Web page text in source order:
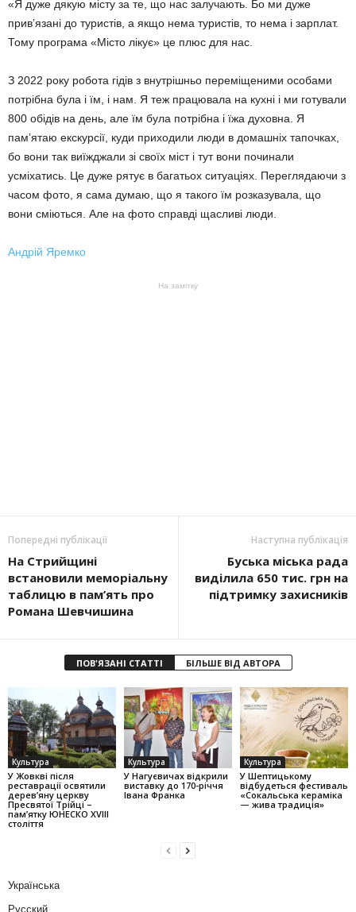
«Я дуже дякую місту за те, що нас залучають. Бо ми дуже
прив’язані до туристів, а якщо нема туристів, то нема і зарплат.
Тому програма «Місто лікує» це плюс для нас.
З 2022 року робота гідів з внутрішньо переміщеними особами
потрібна була і їм, і нам. Я теж працювала на кухні і ми готували
800 обідів на день, але їм була потрібна і їжа духовна. Я
пам’ятаю екскурсії, куди приходили люди в домашніх тапочках,
бо вони так виїжджали зі своїх міст і тут вони починали
усміхатись. Це дуже рятує в багатьох ситуаціях. Переглядаючи з
часом фото, я сама думаю, що я такого їм розказувала, що
вони сміються. Але на фото справді щасливі люди.
Андрій Яремко
На замітку
Попередні публікації
На Стрийщині
встановили меморіальну
таблицю в пам’ять про
Романа Шевчишина
Наступна публікація
Буська міська рада
виділила 650 тис. грн на
підтримку захисників
ПОВ'ЯЗАНІ СТАТТІ БІЛЬШЕ ВІД АВТОРА
Культура
У Жовкві після
реставрації освятили
дерев’яну церкву
Пресвятої Трійці –
пам’ятку ЮНЕСКО XVIII
століття
Культура
У Нагуєвичах відкрили
виставку до 170-річчя
Івана Франка
Культура
У Шептицькому
відбудеться фестиваль
«Сокальська кераміка
— жива традиція»
Українська
Русский